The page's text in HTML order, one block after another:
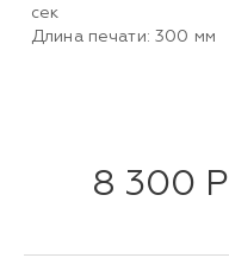
сек
Длина печати: 300 мм
8 300 Р